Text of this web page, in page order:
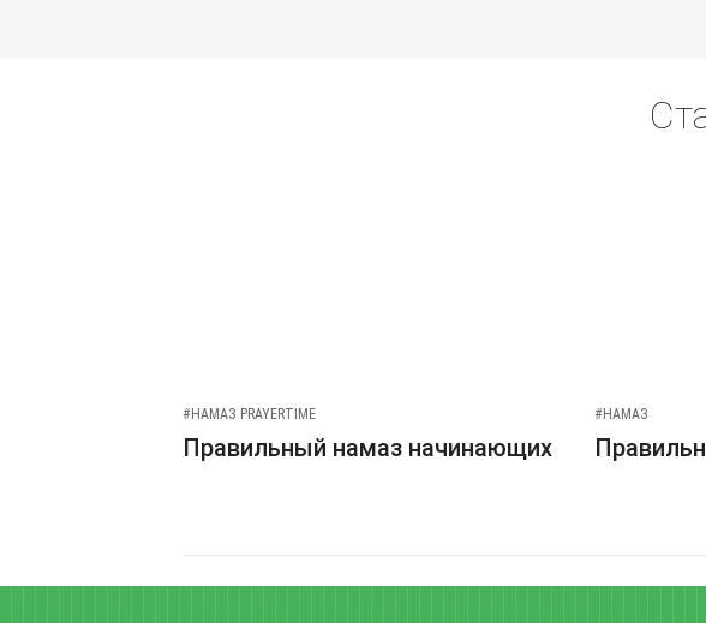
#НАМАЗ PRAYERTIME
Правильный намаз начинающих
#НАМАЗ